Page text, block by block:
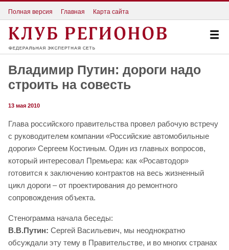
Полная версия Главная Карта сайта
Владимир Путин: дороги надо
строить на совесть
13 мая 2010
Глава российского правительства провел рабочую встречу
с руководителем компании «Российские автомобильные
дороги» Сергеем Костиным. Один из главных вопросов,
который интересовал Премьера: как «Росавтодор»
готовится к заключению контрактов на весь жизненный
цикл дороги – от проектирования до ремонтного
сопровождения объекта.
Стенограмма начала беседы:
В.В.Путин: Сергей Васильевич, мы неоднократно
обсуждали эту тему в Правительстве, и во многих странах